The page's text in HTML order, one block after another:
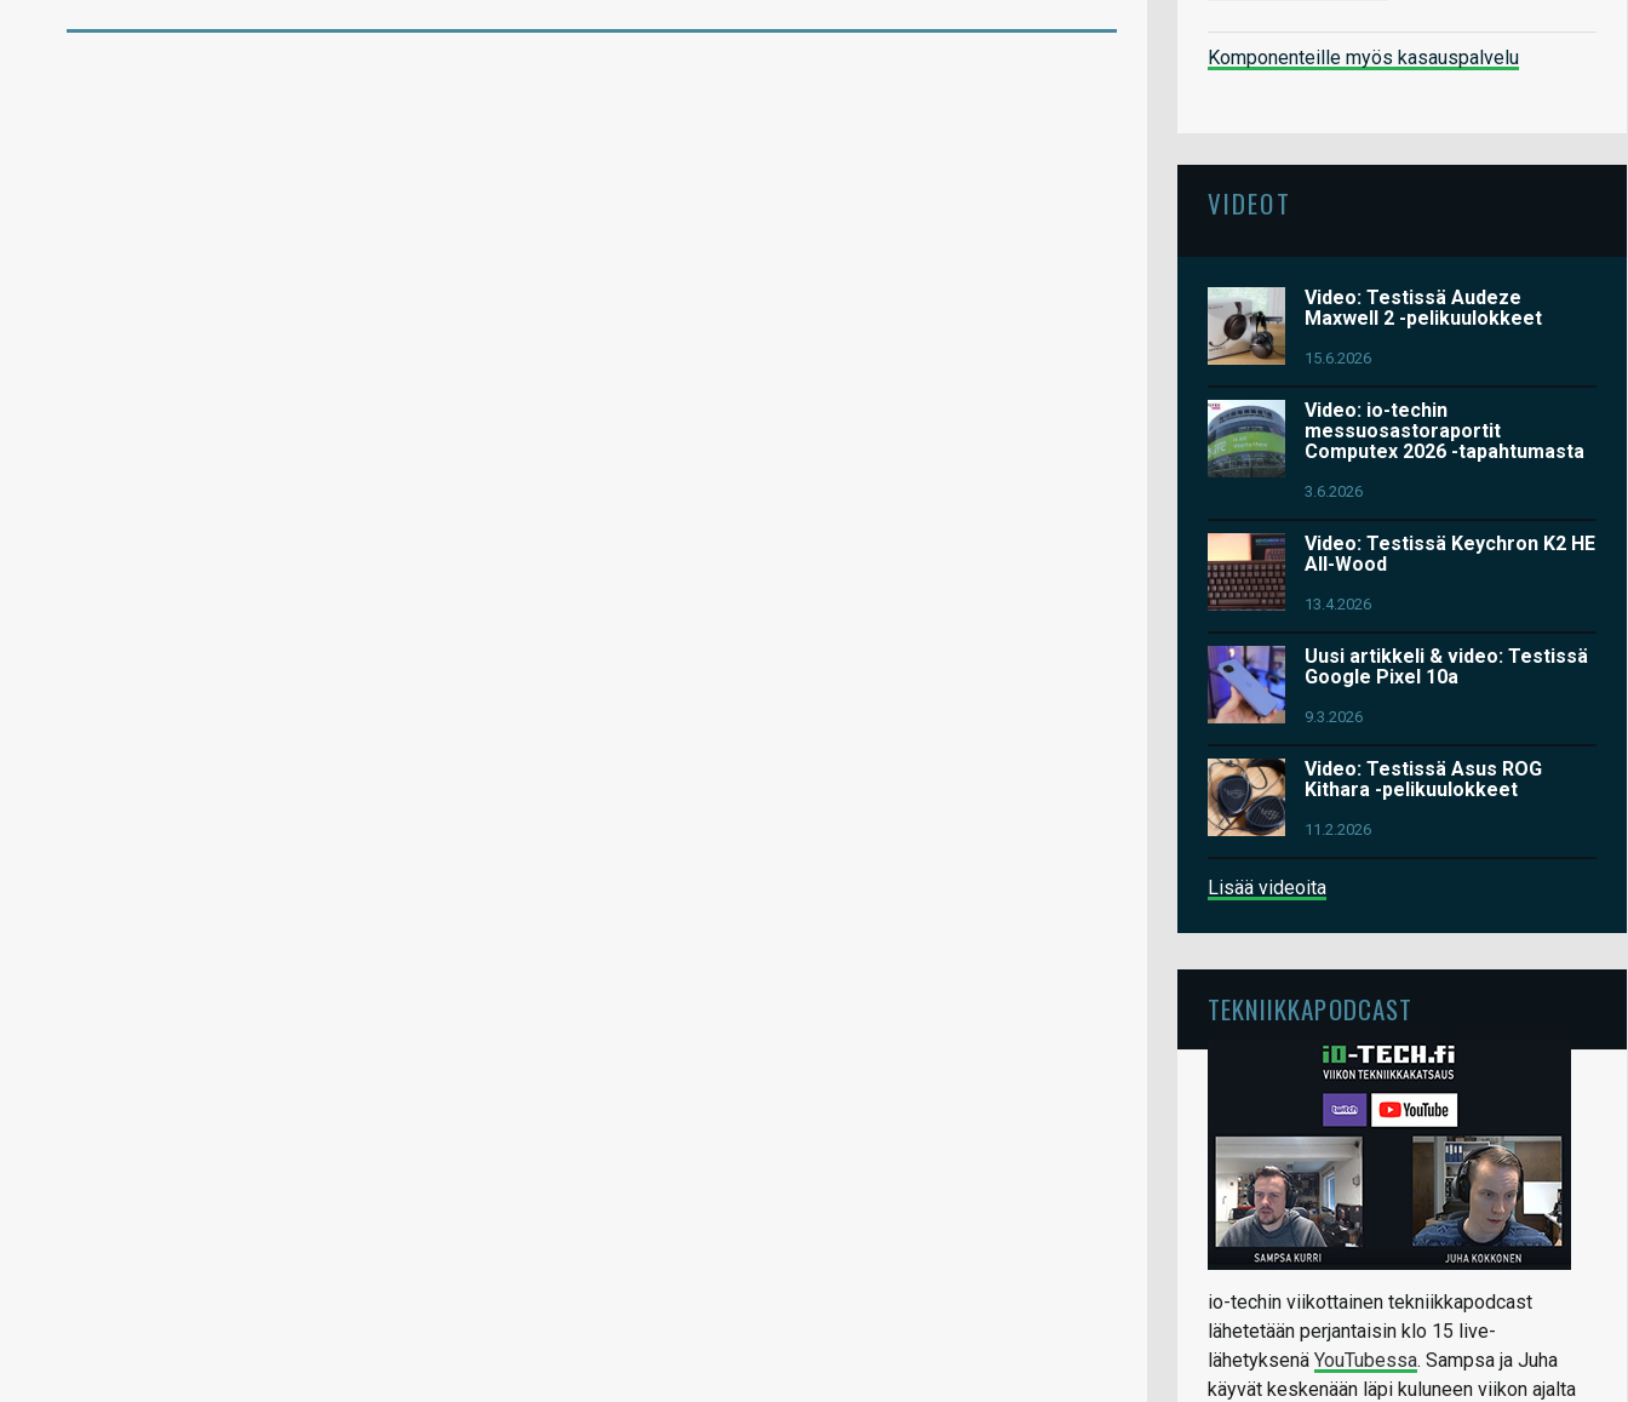
Komponenteille myös kasauspalvelu
VIDEOT
Video: Testissä Audeze
Maxwell 2 -pelikuulokkeet
15.6.2026
Video: io-techin
messuosastoraportit
Computex 2026 -tapahtumasta
3.6.2026
Video: Testissä Keychron K2 HE
All-Wood
13.4.2026
Uusi artikkeli & video: Testissä
Google Pixel 10a
9.3.2026
Video: Testissä Asus ROG
Kithara -pelikuulokkeet
11.2.2026
Lisää videoita
TEKNIIKKAPODCAST
io-techin viikottainen tekniikkapodcast
lähetetään perjantaisin klo 15 live-
lähetyksenä YouTubessa. Sampsa ja Juha
käyvät keskenään läpi kuluneen viikon ajalta